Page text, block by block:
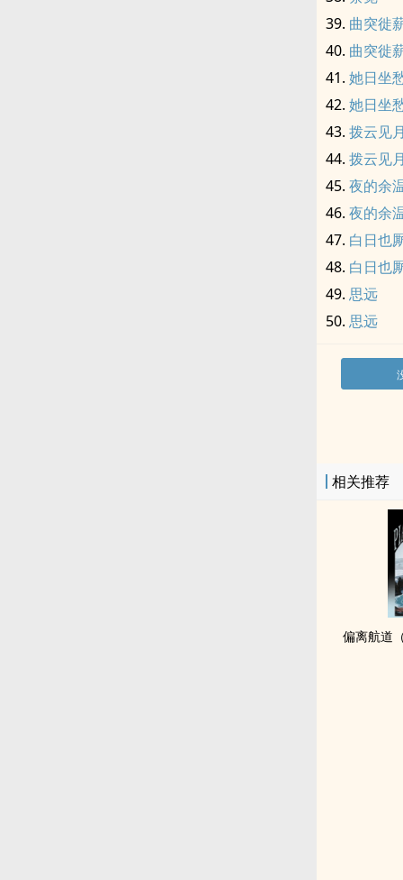
曲突徙
曲突徙
她日坐
她日坐
拨云见月
拨云见月
夜的余
夜的余
白日也
白日也
思远
思远
相关推荐
偏离航道